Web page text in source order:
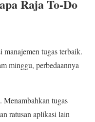
Raja To-Do
tugas terbaik.
minggu, perbedaannya
Menambahkan tugas
ratusan aplikasi lain